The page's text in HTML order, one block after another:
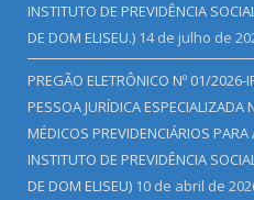
INSTITUTO DE PREVIDÊNCIA
DE DOM ELISEU.) 14 de julho de
PREGÃO ELETRÔNICO Nº 01/2026-
PESSOA JURÍDICA ESPECIALIZADA
MÉDICOS PREVIDENCIÁRIOS
INSTITUTO DE PREVIDÊNCIA
DE DOM ELISEU) 10 de abril de